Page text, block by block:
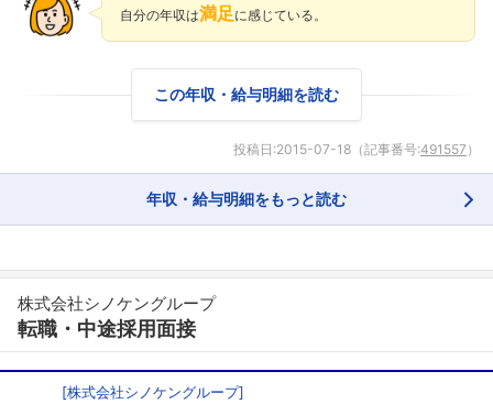
自分の年収は満足 に感じている。
この年収・給与明細を読む
投稿日:2015-07-18 （記事番号:491557 ）
年収・給与明細をもっと読む
株式会社シノケングループ
転職・中途採用面接
[株式会社シノケングループ]